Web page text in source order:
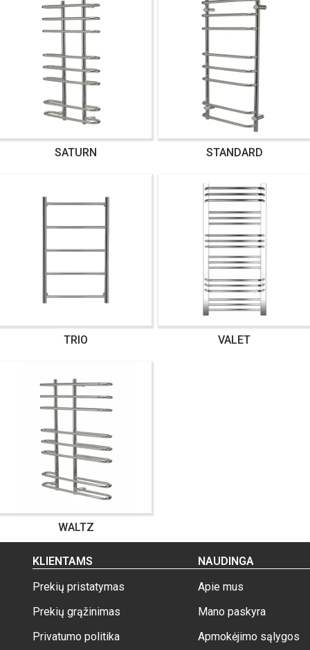
SATURN STANDARD
TRIO VALET
WALTZ
KLIENTAMS
Prekių pristatymas
Prekių grąžinimas
Privatumo politika
NAUDINGA
Apie mus
Mano paskyra
Apmokėjimo sąlygos